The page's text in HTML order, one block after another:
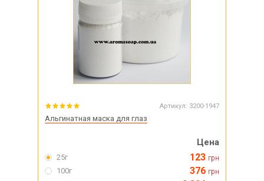
Артикул: 3200-1947
Альгинатная маска для глаз
Цена
25г 123 грн
100г 376 грн